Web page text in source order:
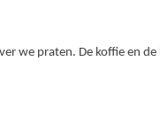
we praten. De koffie en de